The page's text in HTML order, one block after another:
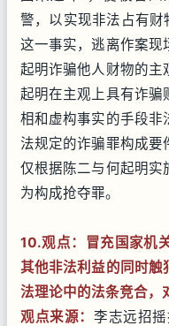
警，以实现非法占有财
这一事实，逃离作案现
起明诈骗他人财物的主
起明在主观上具有诈骗
相和虚构事实的手段非
法规定的诈骗罪构成要
仅根据陈二与何起明实
为构成抢夺罪。
10.观点： 冒充 国家机
其他非法利益的同时触
法理论中的法条竞合，
观点来源： 李志远招